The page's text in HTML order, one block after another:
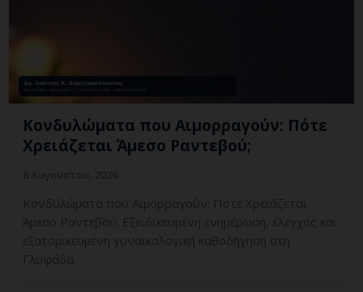
Κονδυλώματα που Αιμορραγούν: Πότε
Χρειάζεται Άμεσο Ραντεβού;
Κονδυλώματα που Αιμορραγούν: Πότε Χρειάζεται
Άμεσο Ραντεβού; Εξειδικευμένη ενημέρωση, έλεγχος και
εξατομικευμένη γυναικολογική καθοδήγηση στη
Γλυφάδα.